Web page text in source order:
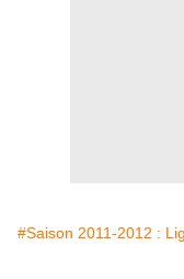
#Saison 2011-2012 :